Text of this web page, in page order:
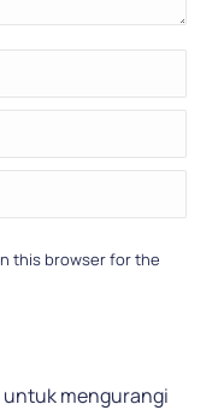
this browser for the
mengurangi